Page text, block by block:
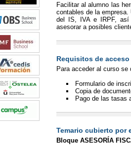
Facilitar al alumno las
contables de la
del IS, IVA e IRPF, así
asesorar a posibles
Requisitos de
Para acceder al curso se
Formulario de
Copia de
Pago de las tasas
Temario cubierto por
Bloque ASESORÍA